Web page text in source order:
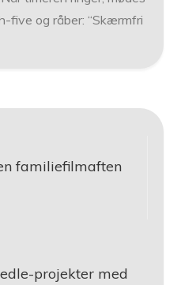
five og råber: “Skærmfri
familiefilmaften
projekter med